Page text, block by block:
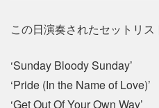
この日演奏されたセットリス
‘Sunday Bloody Sunday’
‘Pride (In the Name of Love)’
‘Get Out Of Your Own Way’